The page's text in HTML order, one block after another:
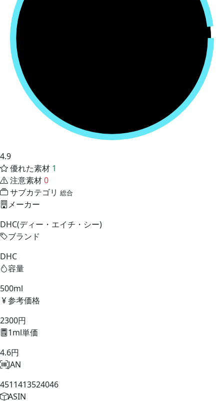
4.9
優れた素材 1
注意素材0
サブカテゴリ 総合
メーカー
DHC(ディー・エイチ・シー)
ブランド
DHC
容量
500ml
参考価格
2300円
1ml単価
4.6円
JAN
4511413524046
ASIN